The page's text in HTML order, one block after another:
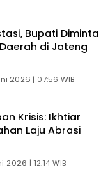
Bupati Diminta
di Jateng
2026 | 07:56 WIB
Krisis: Ikhtiar
Laju Abrasi
2026 | 12:14 WIB